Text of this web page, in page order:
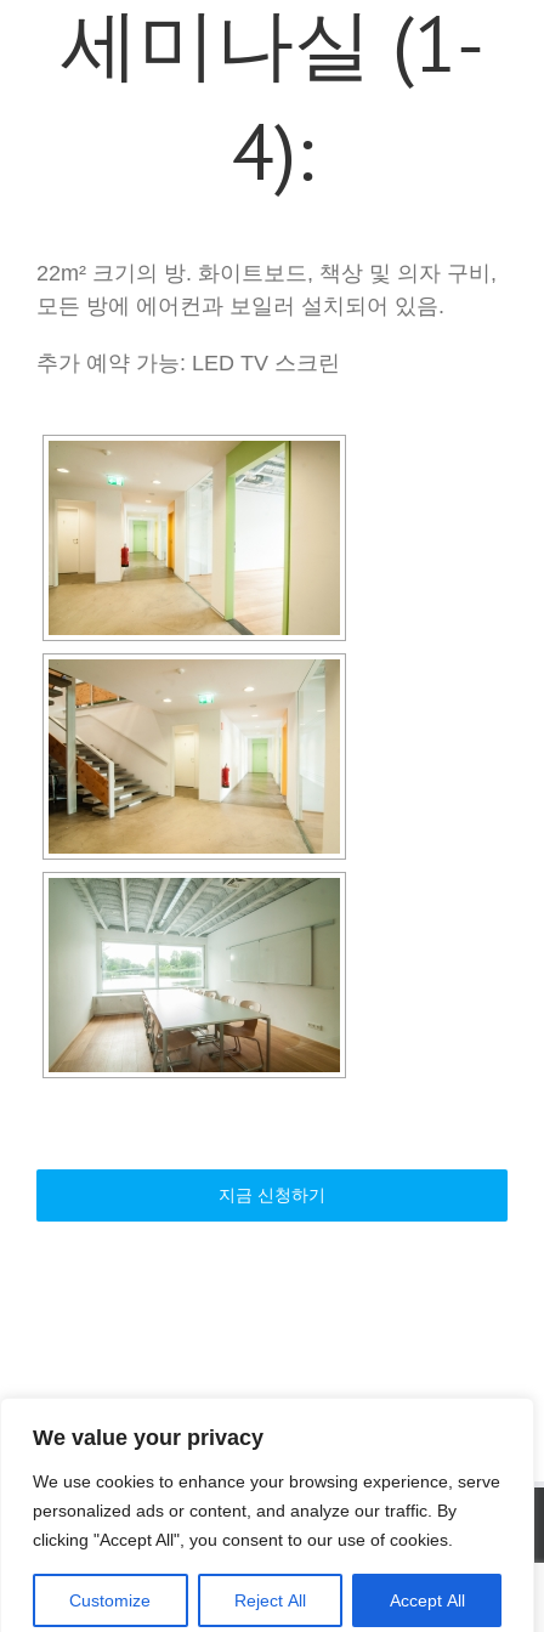
We value your privacy
We use cookies to enhance your browsing experience, serve
personalized ads or content, and analyze our traffic. By
clicking "Accept All", you consent to our use of cookies.
Customize Reject All Accept All
세미나실 (1-
4):
22m² 크기의 방. 화이트보드, 책상 및 의자 구비,
모든 방에 에어컨과 보일러 설치되어 있음.
추가 예약 가능: LED TV 스크린
지금 신청하기
SITE STATISTICS
Visitors today :30
Total visitors :134,251